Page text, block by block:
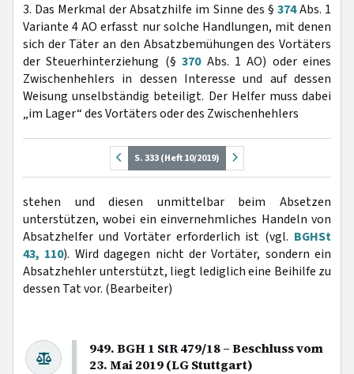
3. Das Merkmal der Absatzhilfe im Sinne des § 374Abs. 1
Variante 4 AO erfasst nur solche Handlungen, mit denen
sich der Täter an den Absatzbemühungen des Vortäters
der Steuerhinterziehung (§370Abs. 1 AO) oder eines
Zwischenhehlers in dessen Interesse und auf dessen
Weisung unselbständig beteiligt. Der Helfer muss dabei
„im Lager“ des Vortäters oder des Zwischenhehlers
S. 333 (Heft 10/2019)
stehen und diesen unmittelbar beim Absetzen
unterstützen, wobei ein einvernehmliches Handeln von
Absatzhelfer und Vortäter erforderlich ist (vgl. BGHSt
43, 110). Wird dagegen nicht der Vortäter, sondern ein
Absatzhehler unterstützt, liegt lediglich eine Beihilfe zu
dessen Tat vor. (Bearbeiter)
949. BGH 1 StR 479/18 – Beschluss vom
23. Mai 2019 (LG Stuttgart)